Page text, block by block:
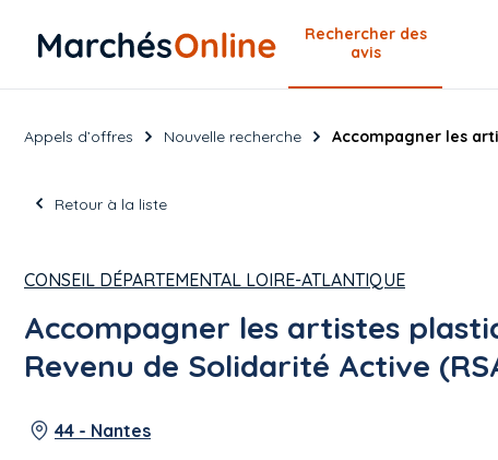
Rechercher des
avis
Appels d’offres Nouvelle recherche Accompagner les
Retour à la liste
CONSEIL DÉPARTEMENTAL LOIRE-ATLANTIQUE
Accompagner les artistes
Revenu de Solidarité Active
44 - Nantes